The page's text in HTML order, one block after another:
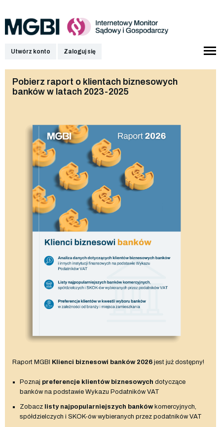
Utwórz konto Zaloguj się
Pobierz raport o klientach biznesowych
banków w latach 2023-2025
Raport MGBI Klienci biznesowi banków 2026 jest już dostępny!
Poznaj preferencje klientów biznesowych dotyczące
banków na podstawie Wykazu Podatników VAT
Zobacz listy najpopularniejszych bankówkomercyjnych,
spółdzielczych i SKOK-ów wybieranych przez podatników VAT